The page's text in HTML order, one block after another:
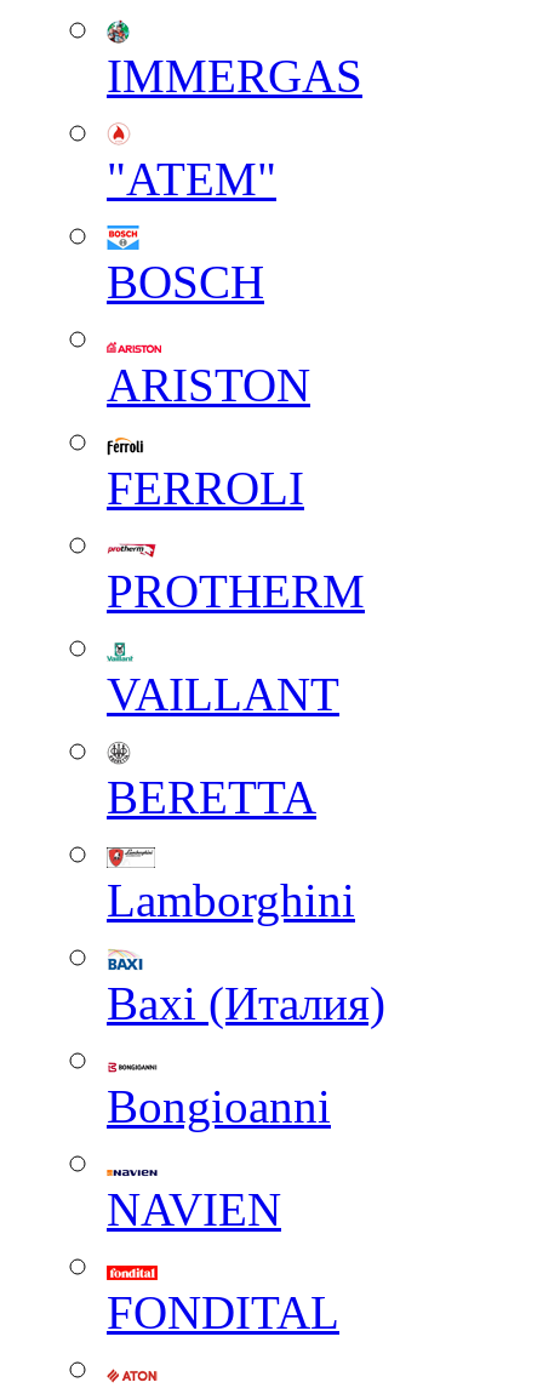
IMMERGAS
"АТЕМ"
BOSCH
ARISTON
FERROLI
PROTHERM
VAILLANT
BERETTA
Lamborghini
Baxi (Италия)
Вongioanni
NAVIEN
FONDITAL